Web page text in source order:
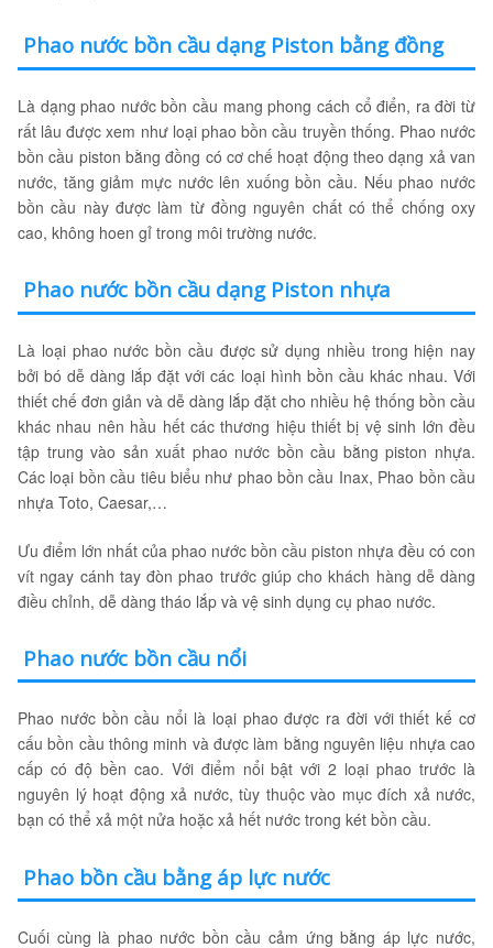
Phao nước bồn cầu dạng Piston bằng đồng
Là dạng phao nước bồn cầu mang phong cách cổ điển, ra đời từ
rất lâu được xem như loại phao bồn cầu truyền thống. Phao nước
bồn cầu piston bằng đồng có cơ chế hoạt động theo dạng xả van
nước, tăng giảm mực nước lên xuống bồn cầu. Nếu phao nước
bồn cầu này được làm từ đồng nguyên chất có thể chống oxy
cao, không hoen gỉ trong môi trường nước.
Phao nước bồn cầu dạng Piston nhựa
Là loại phao nước bồn cầu được sử dụng nhiều trong hiện nay
bởi bó dễ dàng lắp đặt với các loại hình bồn cầu khác nhau. Với
thiết chế đơn giản và dễ dàng lắp đặt cho nhiều hệ thống bồn cầu
khác nhau nên hầu hết các thương hiệu thiết bị vệ sinh lớn đều
tập trung vào sản xuất phao nước bồn cầu bằng piston nhựa.
Các loại bồn cầu tiêu biểu như phao bồn cầu Inax, Phao bồn cầu
nhựa Toto, Caesar,…
Ưu điểm lớn nhất của phao nước bồn cầu piston nhựa đều có con
vít ngay cánh tay đòn phao trước giúp cho khách hàng dễ dàng
điều chỉnh, dễ dàng tháo lắp và vệ sinh dụng cụ phao nước.
Phao nước bồn cầu nổi
Phao nước bồn cầu nổi là loại phao được ra đời với thiết kế cơ
cấu bồn cầu thông minh và được làm bằng nguyên liệu nhựa cao
cấp có độ bền cao. Với điểm nổi bật với 2 loại phao trước là
nguyên lý hoạt động xả nước, tùy thuộc vào mục đích xả nước,
bạn có thể xả một nửa hoặc xả hết nước trong két bồn cầu.
Phao bồn cầu bằng áp lực nước
Cuối cùng là phao nước bồn cầu cảm ứng bằng áp lực nước,